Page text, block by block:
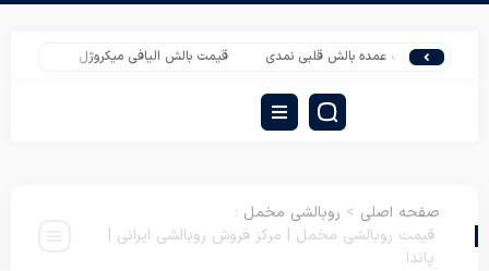
قیمت عمده بالش قلبی نمدی قیمت بالش الیافی میکروژل پتو نمدی سربازی
صفحه اصلی > روبالشی مخمل :
قیمت روبالشی مخمل | مرکز فروش روبالشی ایرانی |
پاندا